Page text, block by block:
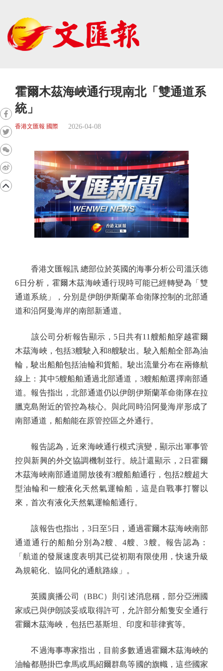
霍爾木茲海峽通行現南北「雙通道系
統」
香港文匯報 國際 2026-04-08
香港文匯報訊 總部位於英國的海事分析公司溫沃德
6日分析，霍爾木茲海峽通行現時可能已經轉變為「雙
通道系統」，分別是伊朗伊斯蘭革命衛隊控制的北部通
道和沿阿曼海岸的南部新通道。
該公司分析報告顯示，5日共有11艘船舶穿越霍爾
木茲海峽，包括3艘駛入和8艘駛出。駛入船舶全部為油
輪，駛出船舶包括油輪和貨船。駛出流量分布在兩條航
線上：其中5艘船舶通過北部通道，3艘船舶選擇南部通
道。報告指出，北部通道仍以伊朗伊斯蘭革命衛隊在拉
臘克島附近的管控為核心。與此同時沿阿曼海岸形成了
南部通道，船舶能在原管控區之外通行。
報告認為，近來海峽通行模式演變，顯示出軍事管
控與新興的外交協調機制並行。統計還顯示，2日霍爾
木茲海峽南部通道開放後有3艘船舶通行，包括2艘超大
型油輪和一艘液化天然氣運輸船，這是自戰事打響以
來，首次有液化天然氣運輸船通行。
該報告也指出，3日至5日，通過霍爾木茲海峽南部
通道通行的船舶分別為2艘、4艘、3艘。報告認為：
「航道的發展速度表明其已從初期有限使用，快速升級
為規範化、協同化的通航路線」。
英國廣播公司（BBC）則引述消息稱，部分亞洲國
家或已與伊朗談妥或取得許可，允許部分船隻安全通行
霍爾木茲海峽，包括巴基斯坦、印度和菲律賓等。
不過海事專家指出，目前多數通過霍爾木茲海峽的
油輪都懸掛巴拿馬或馬紹爾群島等國的旗幟，這些國家